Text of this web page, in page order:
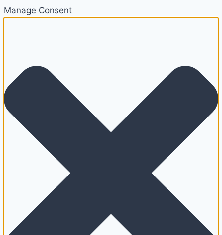
Manage Consent